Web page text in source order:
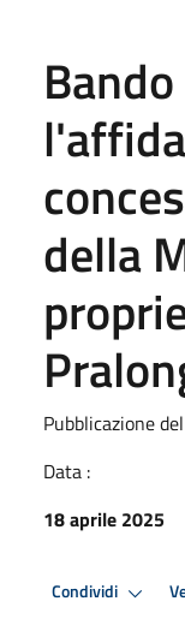
della
Pubblicazione
Data :
18 aprile 2025
Condividi